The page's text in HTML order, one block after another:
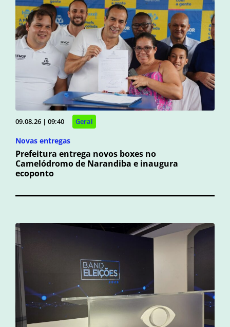
09.08.26 | 09:40 Geral
Novas entregas
Prefeitura entrega novos boxes no
Camelódromo de Narandiba e inaugura
ecoponto